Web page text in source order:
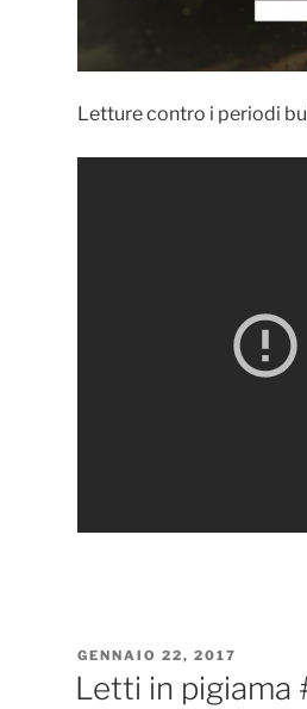
Letture contro i periodi
PUBBLICATO
IL
GENNAIO 22, 2017
Letti in pigiama